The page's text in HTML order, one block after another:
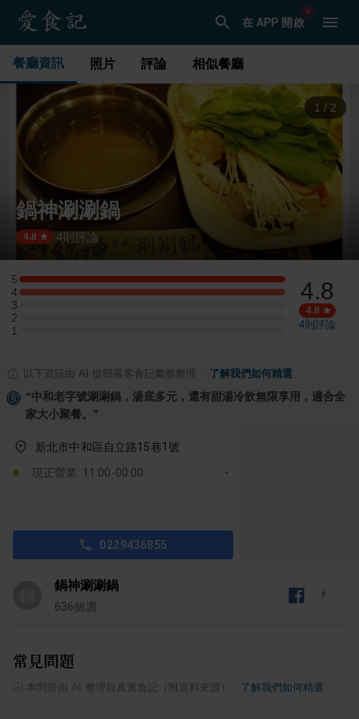
在 APP 開啟
餐廳資訊 照片 評論 相似餐廳
1 / 2
鍋神涮涮鍋
4.8 ·4則評論
5
5 星：1 則評論
4
4 星：1 則評論
3
3 星：0 則評論
2
2 星：0 則評論
1
1 星：0 則評論
4.8
4.8
4則評論
以下資訊由 AI 從部落客食記彙整整理 了解我們如何精選
“中和老字號涮涮鍋，湯底多元，還有甜湯冷飲無限享用，適合全
家大小聚餐。 ”
新北市中和區自立路15巷1號
現正營業: 11:00-00:00
0229436855
鍋神涮涮鍋
636個讚
常見問題
本問答由 AI 整理自真實食記（附資料來源） 了解我們如何精選